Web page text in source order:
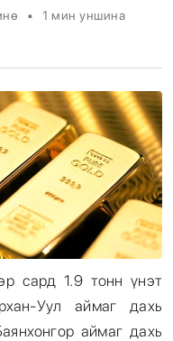
• 1 мин уншина
сард 1.9 тонн үнэт
Уул аймаг дахь
аймаг дахь